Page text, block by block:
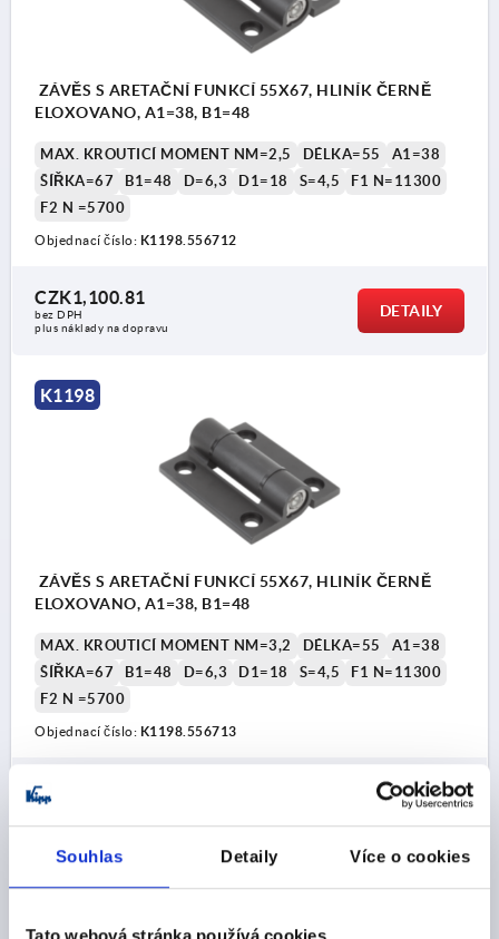
Souhlas Detaily Více o cookies
ZÁVĚS S ARETAČNÍ FUNKCÍ 55X67, HLINÍK ČERNĚ
ELOXOVANO, A1=38, B1=48
MAX. KROUTICÍ MOMENT NM=2,5 DÉLKA=55
A1=38
ŠÍŘKA=67
B1=48 D=6,3 D1=18 S=4,5
F1 N=11300
F2 N =5700
Objednací číslo: K1198.556712
CZK1,100.81
bez DPH
plus náklady na dopravu
DETAILY
K1198
ZÁVĚS S ARETAČNÍ FUNKCÍ 55X67, HLINÍK ČERNĚ
ELOXOVANO, A1=38, B1=48
MAX. KROUTICÍ MOMENT NM=3,2 DÉLKA=55
A1=38
ŠÍŘKA=67
B1=48 D=6,3 D1=18 S=4,5
F1 N=11300
F2 N =5700
Objednací číslo: K1198.556713
CZK1,321.03
bez DPH
DETAILY
K1198